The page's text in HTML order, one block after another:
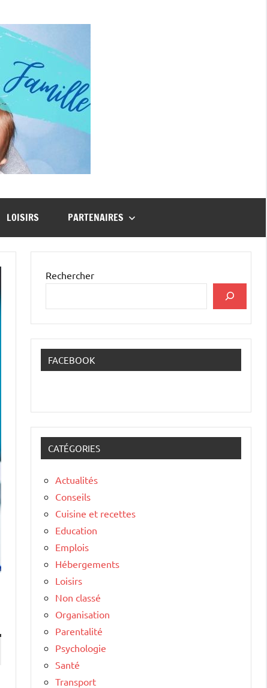
LOISIRS PARTENAIRES
Rechercher
FACEBOOK
CATÉGORIES
Actualités
Conseils
Cuisine et recettes
Education
Emplois
Hébergements
Loisirs
Non classé
Organisation
Parentalité
Psychologie
Santé
Transport